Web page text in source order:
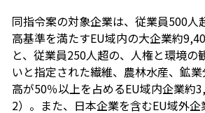
同指令案の対象企業は、従業員500人
高基準を満たすEU域内の大企業約
と、従業員250人超の、人権と環境の
いと指定された繊維、農林水産、鉱
高が50％以上を占めるEU域内企業約
2）。また、日本企業を含むEU域外企